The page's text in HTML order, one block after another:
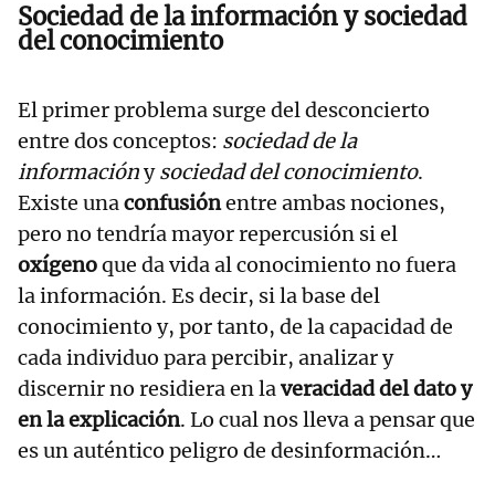
Sociedad de la información y sociedad
del conocimiento
El primer problema surge del desconcierto
entre dos conceptos: sociedad de la
informaciónysociedad del conocimiento.
Existe unaconfusiónentre ambas nociones,
pero no tendría mayor repercusión si el
oxígenoque da vida al conocimiento no fuera
la información. Es decir, si la base del
conocimiento y, por tanto, de la capacidad de
cada individuo para percibir, analizar y
discernir no residiera en laveracidad del dato y
en la explicación. Lo cual nos lleva a pensar que
es un auténtico peligro de desinformación…